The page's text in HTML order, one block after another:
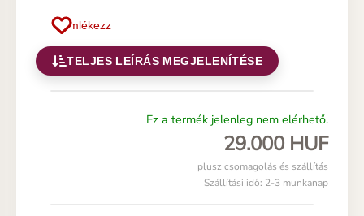
Emlékezz
TELJES LEÍRÁS MEGJELENÍTÉSE
Ez a termék jelenleg nem elérhető.
29.000 HUF
plusz csomagolás és szállítás
Szállítási idő: 2-3 munkanap